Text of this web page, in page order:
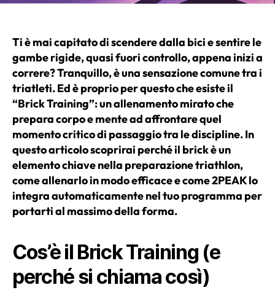
Ti è mai capitato di scendere dalla bici e sentire le
gambe rigide, quasi fuori controllo, appena inizi a
correre? Tranquillo, è una sensazione comune tra i
triatleti. Ed è proprio per questo che esiste il
“Brick Training”: un allenamento mirato che
prepara corpo e mente ad affrontare quel
momento critico di passaggio tra le discipline. In
questo articolo scoprirai perché il brick è un
elemento chiave nella preparazione triathlon,
come allenarlo in modo efficace e come 2PEAK lo
integra automaticamente nel tuo programma per
portarti al massimo della forma.
Cos’è il Brick Training (e
perché si chiama così)